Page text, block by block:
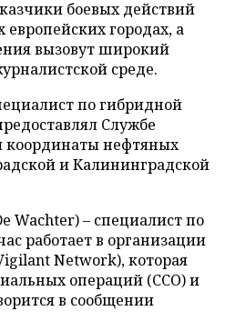
боевых действий
городах, а
вызовут широкий
среде.
по гибридной
Службе
координаты нефтяных
и Калининградской
Wachter) – специалист по
работает в организации
Network), которая
операций (ССО) и
в сообщении